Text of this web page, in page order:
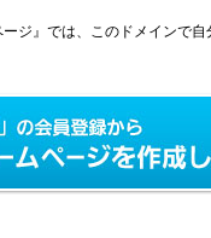
ジ』では、このドメインで